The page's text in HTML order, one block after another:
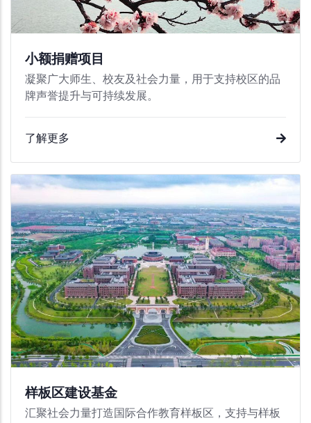
小额捐赠项目
凝聚广大师生、校友及社会力量，用于支持校区的品
牌声誉提升与可持续发展。
了解更多
样板区建设基金
汇聚社会力量打造国际合作教育样板区，支持与样板